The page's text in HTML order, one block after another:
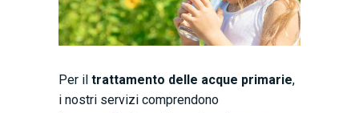
Per iltrattamento delle acque primarie,
i nostri servizi comprendono